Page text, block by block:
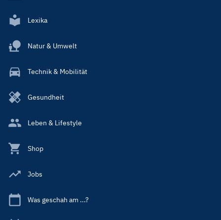
Lexika
Natur & Umwelt
Technik & Mobilität
Gesundheit
Leben & Lifestyle
Shop
Jobs
Was geschah am ...?